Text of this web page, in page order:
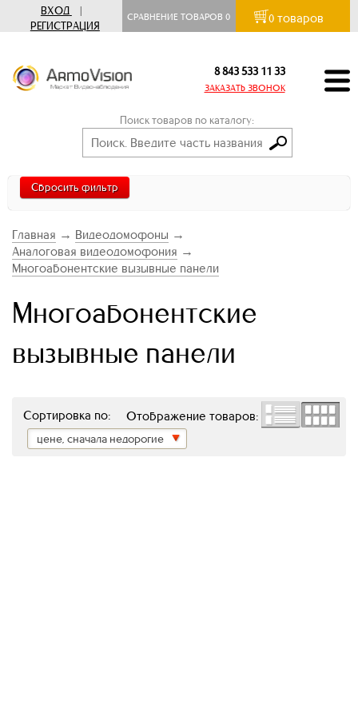
ВХОД
|
РЕГИСТРАЦИЯ
СРАВНЕНИЕ ТОВАРОВ0 0 товаров
8 843 533 11 33
ЗАКАЗАТЬ ЗВОНОК
Поиск товаров по каталогу:
Сбросить фильтр
Главная → Видеодомофоны →
Аналоговая видеодомофония →
Многоабонентские вызывные панели
Многоабонентские
вызывные панели
Отображение товаров:
Сортировка по:
цене, сначала недорогие